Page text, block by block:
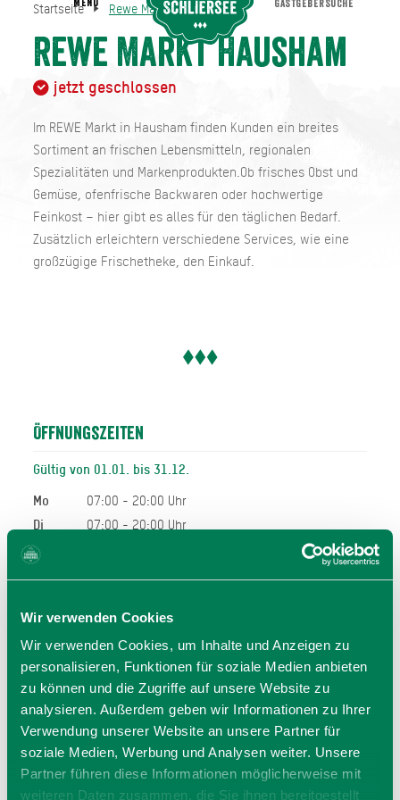
Wir verwenden Cookies
Wir verwenden Cookies, um Inhalte und Anzeigen zu
personalisieren, Funktionen für soziale Medien anbieten
zu können und die Zugriffe auf unsere Website zu
analysieren. Außerdem geben wir Informationen zu Ihrer
Verwendung unserer Website an unsere Partner für
soziale Medien, Werbung und Analysen weiter. Unsere
Partner führen diese Informationen möglicherweise mit
weiteren Daten zusammen, die Sie ihnen bereitgestellt
Startseite Rewe Markt Hausham
Rewe Markt Hausham
jetzt geschlossen
Im REWE Markt in Hausham finden Kunden ein breites
Sortiment an frischen Lebensmitteln, regionalen
Spezialitäten und Markenprodukten.Ob frisches Obst und
Gemüse, ofenfrische Backwaren oder hochwertige
Feinkost – hier gibt es alles für den täglichen Bedarf.
Zusätzlich erleichtern verschiedene Services, wie eine
großzügige Frischetheke, den Einkauf.
Öffnungszeiten
Gültig von 01.01. bis 31.12.
Mo
07:00 - 20:00 Uhr
Di
07:00 - 20:00 Uhr
Mi
Sa
07:00 - 20:00 Uhr
Allgemeiner Hinweis:
Bei den hier angegeben Öffnungszeiten handelt es sich
um die regulären Öffnungszeiten.
Kurzfristige Änderungen sowie Urlaubszeiten erfahren Sie
auf der Homepage des Anbieters (siehe Link) oder
telefonisch unter der angegebenen Telefonnummer!
Wir bitten um Verständnis.
Startseite Rewe Markt Hausham
MENU GASTGEBERSUCHE